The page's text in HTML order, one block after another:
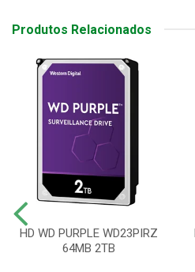
Produtos Relacionados
HD WD PURPLE WD23PIRZ
64MB 2TB